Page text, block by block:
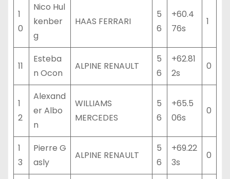
1
0
Nico Hul
kenber
g
HAAS FERRARI
5
6
+60.4
76s
1
11
Esteba
n Ocon
ALPINE RENAULT
5
6
+62.81
2s
0
1
2
Alexand
er Albo
n
WILLIAMS
MERCEDES
5
6
+65.5
06s
0
1
3
Pierre G
asly
ALPINE RENAULT
5
6
+69.22
3s
0